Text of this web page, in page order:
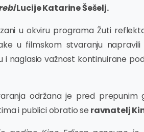
Lucije Katarine Šešelj.
u okviru programa Žuti
u filmskom stvaranju
i naglasio važnost kontinuirane
održana je pred prepunim
i publici obratio se ravnatelj